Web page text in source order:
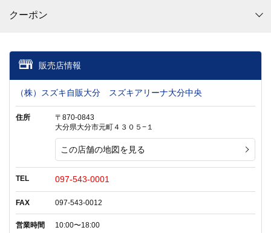
クーポン
販売店情報
（株）スズキ自販大分 スズキアリーナ大分中央
住所
〒870-0843
大分県大分市元町４３０５−１
この店舗の地図を見る
TEL 097-543-0001
FAX 097-543-0012
営業時間 10:00〜18:00